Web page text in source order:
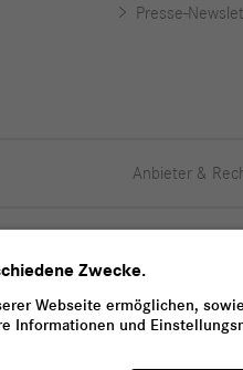
Presse-
Anbieter &